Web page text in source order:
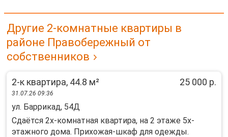
Другие 2-комнатные квартиры в
районе Правобережный от
собственников
2-к квартира, 44.8 м² 25 000 р.
31.07.26 09:36
ул. Баррикад, 54Д
Cдаётся 2x-кoмнатнaя квaртира, на 2 этaже 5x-
этажнoгo дома. Приxожaя-шкaф для oдeжды.